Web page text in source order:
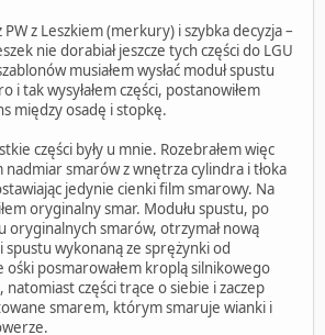
z Leszkiem (merkury) i szybka decyzja –
nie dorabiał jeszcze tych części do LGU
musiałem wysłać moduł spustu
i tak wysyłałem części, postanowiłem
między osadę i stopkę.
części były u mnie. Rozebrałem więc
nadmiar smarów z wnętrza cylindra i tłoka
jedynie cienki film smarowy. Na
oryginalny smar. Modułu spustu, po
oryginalnych smarów, otrzymał nową
wykonaną ze sprężynki od
ośki posmarowałem kroplą silnikowego
części trące o siebie i zaczep
smarem, którym smaruje wianki i